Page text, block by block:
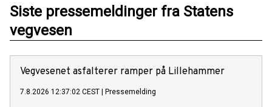
Siste pressemeldinger fra Statens
vegvesen
Vegvesenet asfalterer ramper på Lillehammer
7.8.2026 12:37:02 CEST Pressemelding